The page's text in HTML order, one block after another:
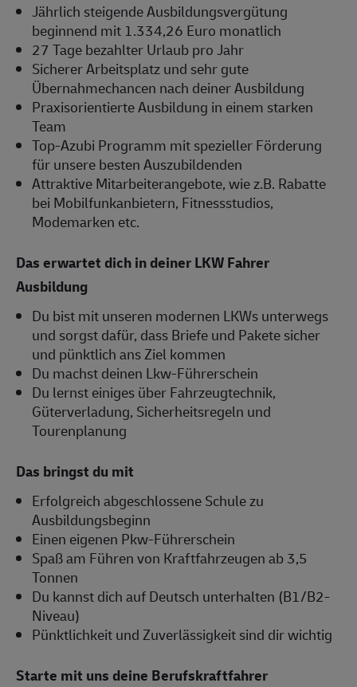
Jährlich steigende Ausbildungsvergütung
beginnend mit 1.334,26 Euro monatlich
27 Tage bezahlter Urlaub pro Jahr
Sicherer Arbeitsplatz und sehr gute
Übernahmechancen nach deiner Ausbildung
Praxisorientierte Ausbildung in einem starken
Team
Top-Azubi Programm mit spezieller Förderung
für unsere besten Auszubildenden
Attraktive Mitarbeiterangebote, wie z.B. Rabatte
bei Mobilfunkanbietern, Fitnessstudios,
Modemarken etc.
Das erwartet dich in deiner LKW Fahrer
Ausbildung
Du bist mit unseren modernen LKWs unterwegs
und sorgst dafür, dass Briefe und Pakete sicher
und pünktlich ans Ziel kommen
Du machst deinen Lkw-Führerschein
Du lernst einiges über Fahrzeugtechnik,
Güterverladung, Sicherheitsregeln und
Tourenplanung
Das bringst du mit
Erfolgreich abgeschlossene Schule zu
Ausbildungsbeginn
Einen eigenen Pkw-Führerschein
Spaß am Führen von Kraftfahrzeugen ab 3,5
Tonnen
Du kannst dich auf Deutsch unterhalten (B1/B2-
Niveau)
Pünktlichkeit und Zuverlässigkeit sind dir wichtig
Starte mit uns deine Berufskraftfahrer